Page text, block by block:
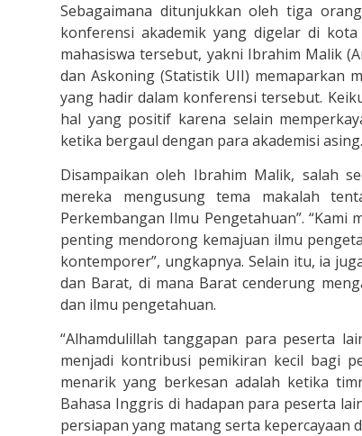
Sebagaimana ditunjukkan oleh tiga
konferensi akademik yang digelar di
mahasiswa tersebut, yakni Ibrahim Malik
dan Askoning (Statistik UII) memaparkan
yang hadir dalam konferensi tersebut.
hal yang positif karena selain
ketika bergaul dengan para akademisi asing.
Disampaikan oleh Ibrahim Malik, salah
mereka mengusung tema makalah
Perkembangan Ilmu Pengetahuan”.
penting mendorong kemajuan ilmu
kontemporer”, ungkapnya. Selain itu, ia
dan Barat, di mana Barat cenderung
dan ilmu pengetahuan.
“Alhamdulillah tanggapan para peserta
menjadi kontribusi pemikiran kecil bagi
menarik yang berkesan adalah ketika
Bahasa Inggris di hadapan para peserta
persiapan yang matang serta kepercayaan